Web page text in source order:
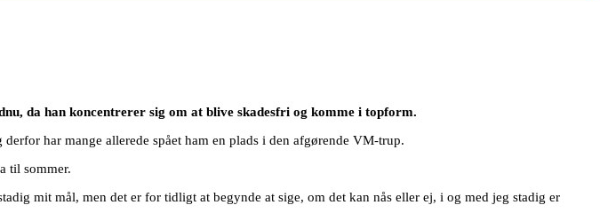
da han koncentrerer sig om at blive skadesfri og komme i topform.
har mange allerede spået ham en plads i den afgørende VM-trup.
til sommer.
mit mål, men det er for tidligt at begynde at sige, om det kan nås eller ej, i og med jeg stadig er